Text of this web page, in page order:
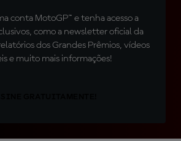
conta MotoGP™ e tenha acesso a
como a newsletter oficial da
dos Grandes Prêmios, vídeos
e muito mais informações!